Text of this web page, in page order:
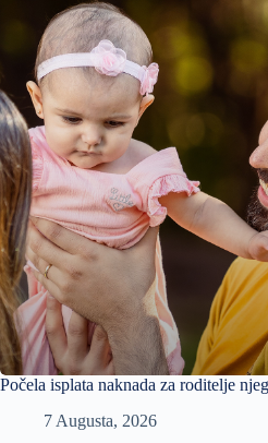
Počela isplata naknada za roditelje
7 Augusta, 2026